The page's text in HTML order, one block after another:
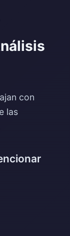
con
las